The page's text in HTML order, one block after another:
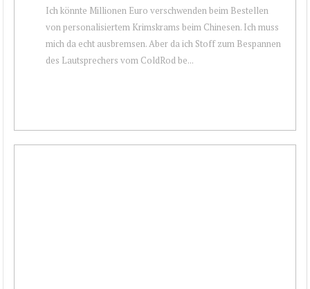
Ich könnte Millionen Euro verschwenden beim Bestellen
von personalisiertem Krimskrams beim Chinesen. Ich muss
mich da echt ausbremsen. Aber da ich Stoff zum Bespannen
des Lautsprechers vom ColdRod be...